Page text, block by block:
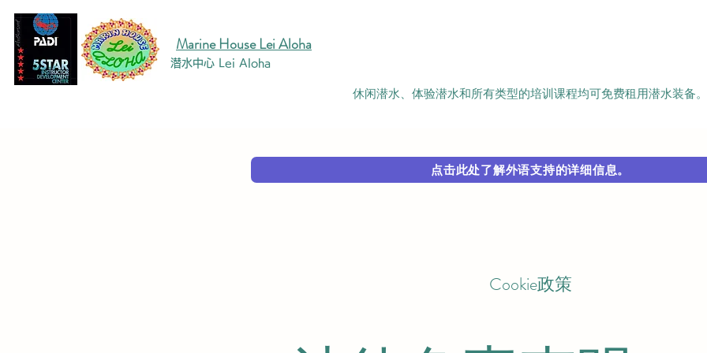
Marine House Lei Aloha
潜水中心 Lei Aloha
休闲潜水、体验潜水和所有类型的培训课程均可免费租用潜水装备。
点击此处了解外语支持的详细信息。
Cookie政策